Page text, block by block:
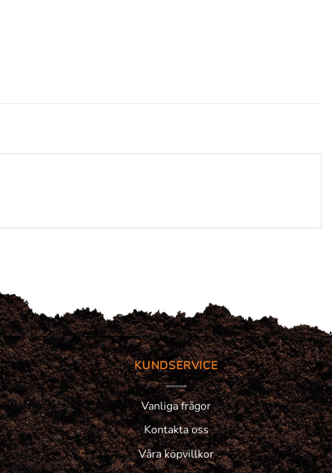
KUNDSERVICE
Vanliga frågor
Kontakta oss
Våra köpvillkor